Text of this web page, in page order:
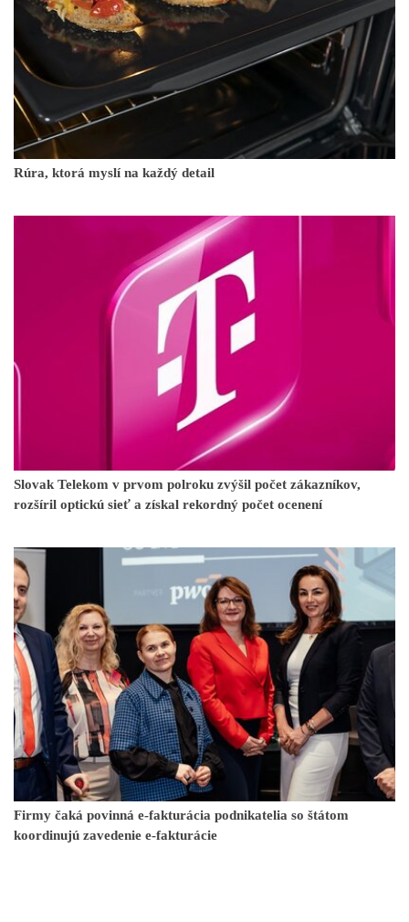
Rúra, ktorá myslí na každý detail
Slovak Telekom v prvom polroku zvýšil počet zákazníkov,
rozšíril optickú sieť a získal rekordný počet ocenení
Firmy čaká povinná e-fakturácia podnikatelia so štátom
koordinujú zavedenie e-fakturácie